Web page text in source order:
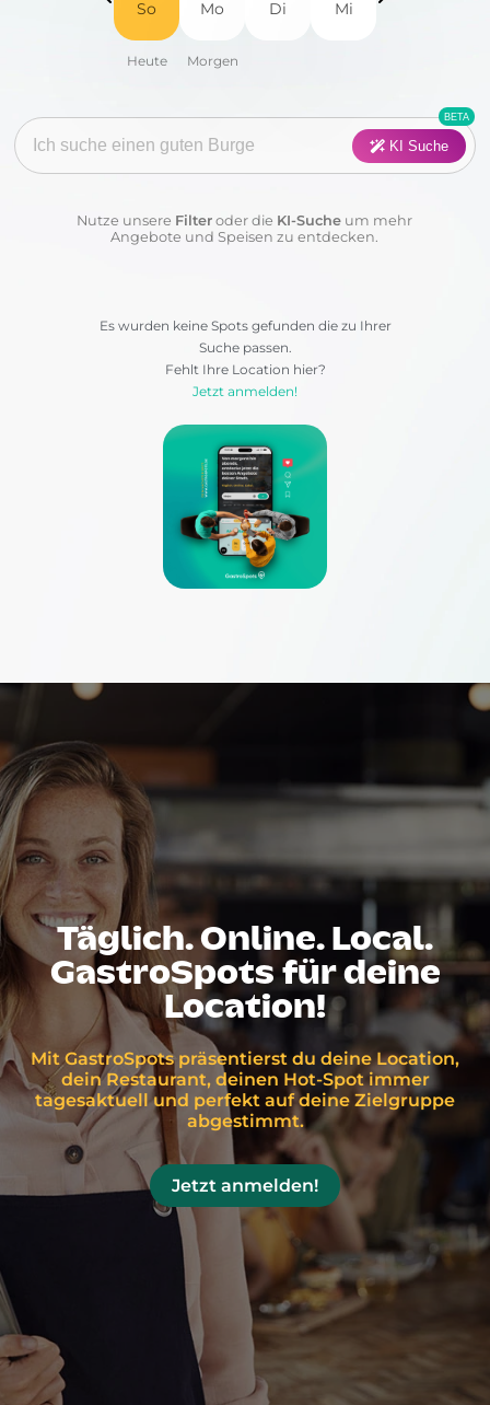
Fisch
Pasta
Sushi Vegan
So Mo Di Mi
KI Suche
Nutze unsere Filter oder die KI-Suche um mehr
Angebote und Speisen zu entdecken.
Es wurden keine Spots gefunden die zu Ihrer
Suche passen.
Fehlt Ihre Location hier?
Jetzt anmelden!
Täglich. Online. Local.
GastroSpots für deine
Location!
Mit GastroSpots präsentierst du deine Location,
dein Restaurant, deinen Hot-Spot immer
tagesaktuell und perfekt auf deine Zielgruppe
abgestimmt.
Jetzt anmelden!